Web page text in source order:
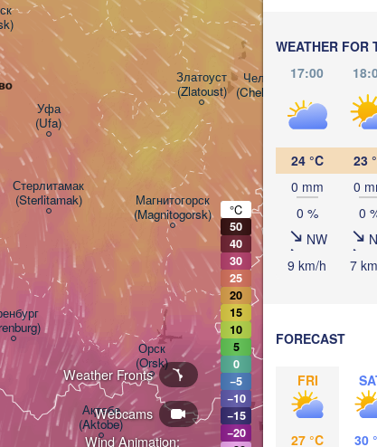
WEATHER FOR
17:00
24 °C
0 mm
0 %
NW
9 km/h
23
0
0
7
FORECAST
FRI
27 °C 30
Wind Animation:
Webcams
Weather Fronts
Уфа
(Ufa)
Стерлитамак
(Sterlitamak)
Челябинск
(Chelyabinsk)
Ақтөбе
(Aktobe)
Орск
(Orsk)
Златоуст
(Zlatoust)
Магнитогорск
(Magnitogorsk)
°C
50
40
30
25
20
15
10
5
0
−5
−10
−15
−20